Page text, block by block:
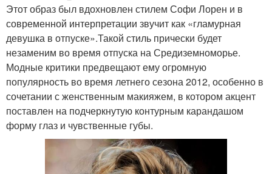
Этот образ был вдохновлен стилем Софи Лорен и в
современной интерпретации звучит как «гламурная
девушка в отпуске».Такой стиль прически будет
незаменим во время отпуска на Средиземноморье.
Модные критики предвещают ему огромную
популярность во время летнего сезона 2012, особенно в
сочетании с женственным макияжем, в котором акцент
поставлен на подчеркнутую контурным карандашом
форму глаз и чувственные губы.